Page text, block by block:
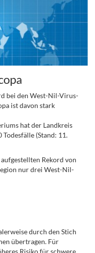
bei den West-Nil-Virus-
ist davon stark
hat der Landkreis
(Stand: 11.
Rekord von
nur drei West-Nil-
durch den Stich
übertragen. Für
Risiko für schwere